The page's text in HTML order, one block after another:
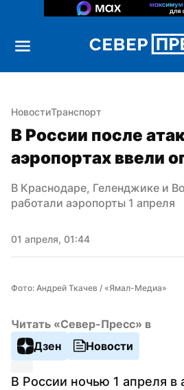
НовостиТранспорт
В России после
аэропортах ввели
В Краснодаре, Геленджике и
работали аэропорты 1 апреля
01 апреля, 01:44
Фото: Андрей Ткачев / «Ямал-Медиа»
Читать «Север-Пресс» в
Дзен
Новости
В России ночью 1 апреля в